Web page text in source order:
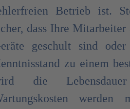
Betrieb ist.
dass Ihre
geschult sind
zu einem
die